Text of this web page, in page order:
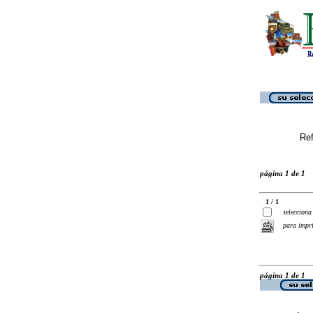
página 1 de 1
1 / 1
selecciona
para
página 1 de 1